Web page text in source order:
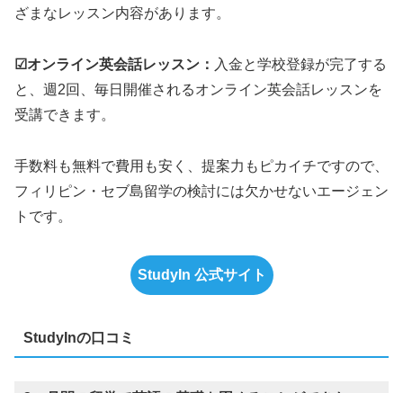
ざまなレッスン内容があります。
☑オンライン英会話レッスン： 入金と学校登録が完了する
と、週2回、毎日開催されるオンライン英会話レッスンを
受講できます。
手数料も無料で費用も安く、提案力もピカイチですので、
フィリピン・セブ島留学の検討には欠かせないエージェン
トです。
StudyIn 公式サイト
StudyInの口コミ